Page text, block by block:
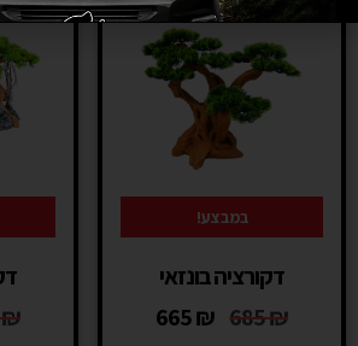
במבצע!
דקורציה בונזאי
685₪
665₪
₪